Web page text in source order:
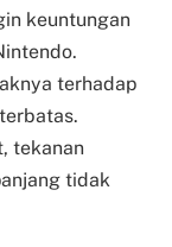
keuntungan
terhadap
tekanan
tidak